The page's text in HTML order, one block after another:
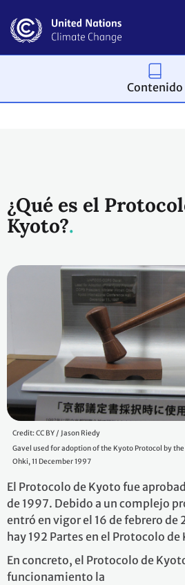
contenido
¿Qué es el
Kyoto?
Credit: CC BY / Jason Riedy
Gavel used for adoption of the Kyoto Protocol by
Ohki, 11 December 1997
El Protocolo de Kyoto fue
de 1997. Debido a un complejo
entró en vigor el 16 de febrero
hay 192 Partes en el Protocolo de
En concreto, el Protocolo de
funcionamiento la
Contenido